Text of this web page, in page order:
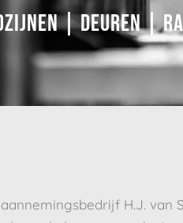
| Deuren |
H.J. van